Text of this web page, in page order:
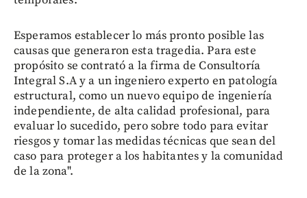
Esperamos establecer lo más pronto posible las
causas que generaron esta tragedia. Para este
propósito se contrató a la firma de Consultoría
Integral S.A y a un ingeniero experto en patología
estructural, como un nuevo equipo de ingeniería
independiente, de alta calidad profesional, para
evaluar lo sucedido, pero sobre todo para evitar
riesgos y tomar las medidas técnicas que sean del
caso para proteger a los habitantes y la comunidad
de la zona".